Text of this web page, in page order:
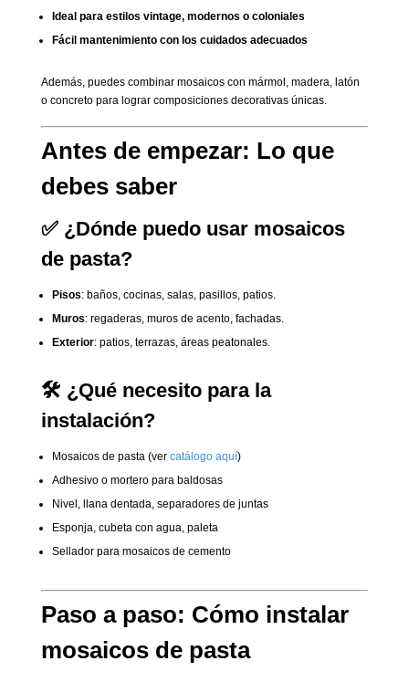
Ideal para estilos vintage, modernos o coloniales
Fácil mantenimiento con los cuidados adecuados
Además, puedes combinar mosaicos con mármol, madera, latón
o concreto para lograr composiciones decorativas únicas.
Antes de empezar: Lo que
debes saber
✅ ¿Dónde puedo usar mosaicos
de pasta?
Pisos: baños, cocinas, salas, pasillos, patios.
Muros: regaderas, muros de acento, fachadas.
Exterior: patios, terrazas, áreas peatonales.
🛠️ ¿Qué necesito para la
instalación?
Mosaicos de pasta (ver catálogo aquí)
Adhesivo o mortero para baldosas
Nivel, llana dentada, separadores de juntas
Esponja, cubeta con agua, paleta
Sellador para mosaicos de cemento
Paso a paso: Cómo instalar
mosaicos de pasta